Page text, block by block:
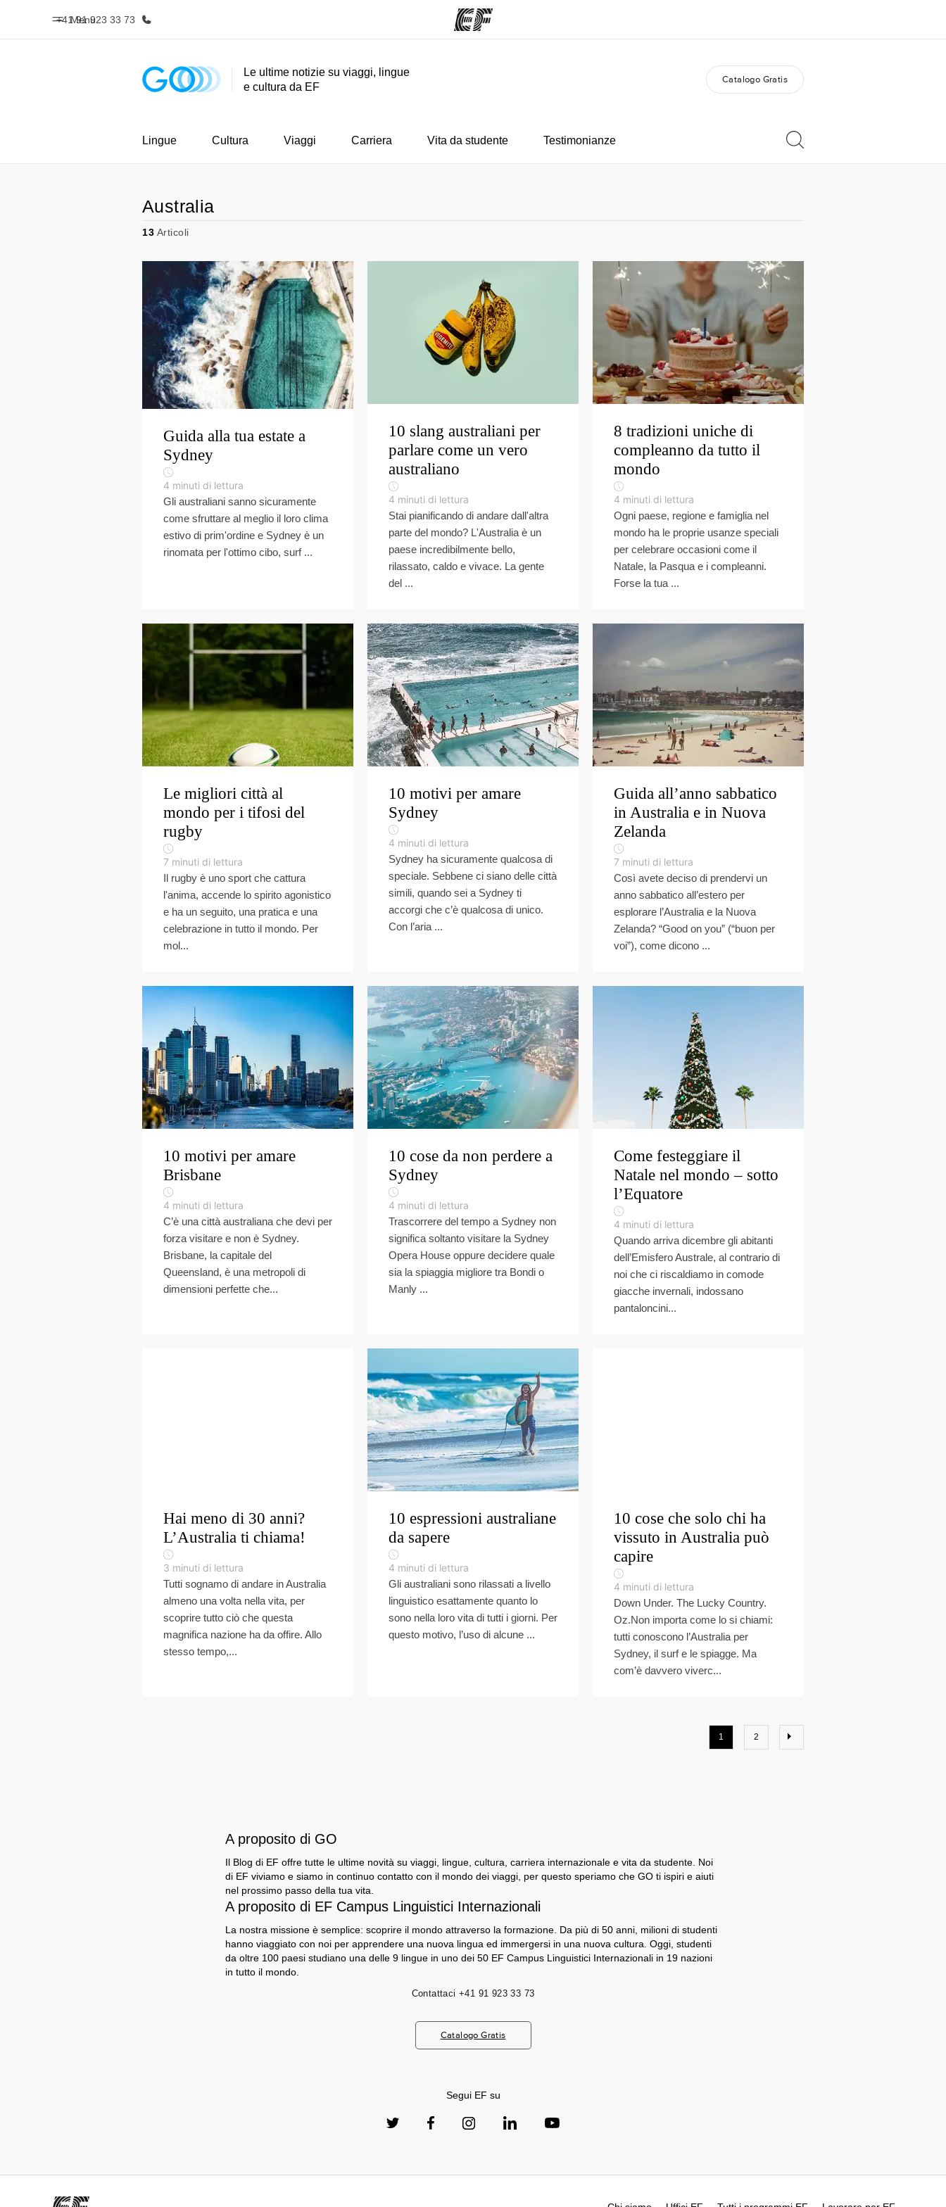
Menu
+41 91 923 33 73
Homepage Programmi Carriera
Le ultime notizie su viaggi, lingue
e cultura da EF
Catalogo Gratis
Lingue Cultura Viaggi Carriera Vita da studente Testimonianze
Australia
13 Articoli
Guida alla tua estate a
Sydney
4 minuti di lettura
Gli australiani sanno sicuramente
come sfruttare al meglio il loro clima
estivo di prim'ordine e Sydney è un
rinomata per l'ottimo cibo, surf ...
10 slang australiani per
parlare come un vero
australiano
4 minuti di lettura
Stai pianificando di andare dall'altra
parte del mondo? L'Australia è un
paese incredibilmente bello,
rilassato, caldo e vivace. La gente
del ...
8 tradizioni uniche di
compleanno da tutto il
mondo
4 minuti di lettura
Ogni paese, regione e famiglia nel
mondo ha le proprie usanze speciali
per celebrare occasioni come il
Natale, la Pasqua e i compleanni.
Forse la tua ...
Le migliori città al
mondo per i tifosi del
rugby
7 minuti di lettura
Il rugby è uno sport che cattura
l'anima, accende lo spirito agonistico
e ha un seguito, una pratica e una
celebrazione in tutto il mondo. Per
mol...
10 motivi per amare
Sydney
4 minuti di lettura
Sydney ha sicuramente qualcosa di
speciale. Sebbene ci siano delle città
simili, quando sei a Sydney ti
accorgi che c’è qualcosa di unico.
Con l’aria ...
Guida all’anno sabbatico
in Australia e in Nuova
Zelanda
7 minuti di lettura
Così avete deciso di prendervi un
anno sabbatico all’estero per
esplorare l’Australia e la Nuova
Zelanda? “Good on you” (“buon per
voi”), come dicono ...
10 motivi per amare
Brisbane
4 minuti di lettura
C’è una città australiana che devi per
forza visitare e non è Sydney.
Brisbane, la capitale del
Queensland, è una metropoli di
dimensioni perfette che...
10 cose da non perdere a
Sydney
4 minuti di lettura
Trascorrere del tempo a Sydney non
significa soltanto visitare la Sydney
Opera House oppure decidere quale
sia la spiaggia migliore tra Bondi o
Manly ...
Come festeggiare il
Natale nel mondo – sotto
l’Equatore
4 minuti di lettura
Quando arriva dicembre gli abitanti
dell’Emisfero Australe, al contrario di
noi che ci riscaldiamo in comode
giacche invernali, indossano
pantaloncini...
Hai meno di 30 anni?
L’Australia ti chiama!
3 minuti di lettura
Tutti sognamo di andare in Australia
almeno una volta nella vita, per
scoprire tutto ciò che questa
magnifica nazione ha da offire. Allo
stesso tempo,...
10 espressioni australiane
da sapere
4 minuti di lettura
Gli australiani sono rilassati a livello
linguistico esattamente quanto lo
sono nella loro vita di tutti i giorni. Per
questo motivo, l’uso di alcune ...
10 cose che solo chi ha
vissuto in Australia può
capire
4 minuti di lettura
Down Under. The Lucky Country.
Oz.Non importa come lo si chiami:
tutti conoscono l’Australia per
Sydney, il surf e le spiagge. Ma
com’è davvero viverc...
1 2
A proposito di GO
Il Blog di EF offre tutte le ultime novità su viaggi, lingue, cultura, carriera internazionale e vita da studente. Noi
di EF viviamo e siamo in continuo contatto con il mondo dei viaggi, per questo speriamo che GO ti ispiri e aiuti
nel prossimo passo della tua vita.
A proposito di EF Campus Linguistici Internazionali
La nostra missione è semplice: scoprire il mondo attraverso la formazione. Da più di 50 anni, milioni di studenti
hanno viaggiato con noi per apprendere una nuova lingua ed immergersi in una nuova cultura. Oggi, studenti
da oltre 100 paesi studiano una delle 9 lingue in uno dei 50 EF Campus Linguistici Internazionali in 19 nazioni
in tutto il mondo.
Contattaci +41 91 923 33 73
Catalogo Gratis
Segui EF su